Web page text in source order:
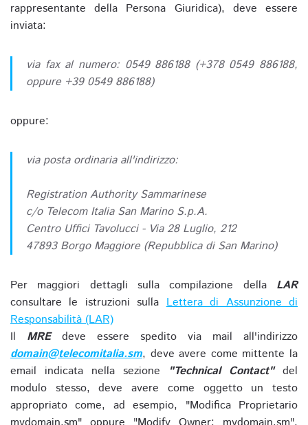
rappresentante della Persona Giuridica), deve essere
inviata:
via fax al numero: 0549 886188 (+378 0549 886188,
oppure +39 0549 886188)
oppure:
via posta ordinaria all'indirizzo:
Registration Authority Sammarinese
c/o Telecom Italia San Marino S.p.A.
Centro Uffici Tavolucci - Via 28 Luglio, 212
47893 Borgo Maggiore (Repubblica di San Marino)
Per maggiori dettagli sulla compilazione della LAR
consultare le istruzioni sullaLettera di Assunzione di
Responsabilità (LAR)
Il MREdeve essere spedito via mail all'indirizzo
domain@telecomitalia.sm, deve avere come mittente la
email indicata nella sezione
"Technical Contact"del
modulo stesso, deve avere come oggetto un testo
appropriato come, ad esempio, "Modifica Proprietario